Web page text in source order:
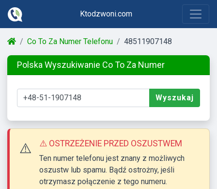
Ktodzwoni.com
Co To Za Numer Telefonu 48511907148
Polska Wyszukiwanie Co To Za Numer
Wyszukaj
⚠️ ⚠️ OSTRZEŻENIE PRZED OSZUSTWEM
Ten numer telefonu jest znany z możliwych
oszustw lub spamu. Bądź ostrożny, jeśli
otrzymasz połączenie z tego numeru.